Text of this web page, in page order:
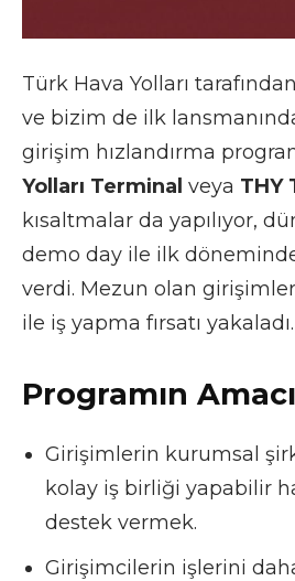
Türk Hava Yolları
ve bizim de ilk
girişim hızlandırma
Yolları Terminal veya THY
kısaltmalar da yapılıyor,
demo day ile ilk
verdi. Mezun olan
ile iş yapma fırsatı yakaladı.
Programın Amacı
Girişimlerin kurumsal
kolay iş birliği yapabilir
destek vermek.
Girişimcilerin işlerini daha